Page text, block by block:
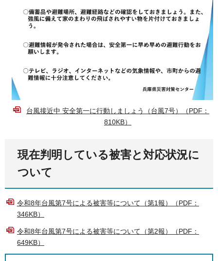
台風接近中 安全第一に行動しましょう（台風7号）（PDF：
810KB）
現在判明している被害と対応状況に
ついて
令和8年台風第7号による被害等について（第1報）（PDF：
346KB）
令和8年台風第7号による被害等について（第2報）（PDF：
649KB）